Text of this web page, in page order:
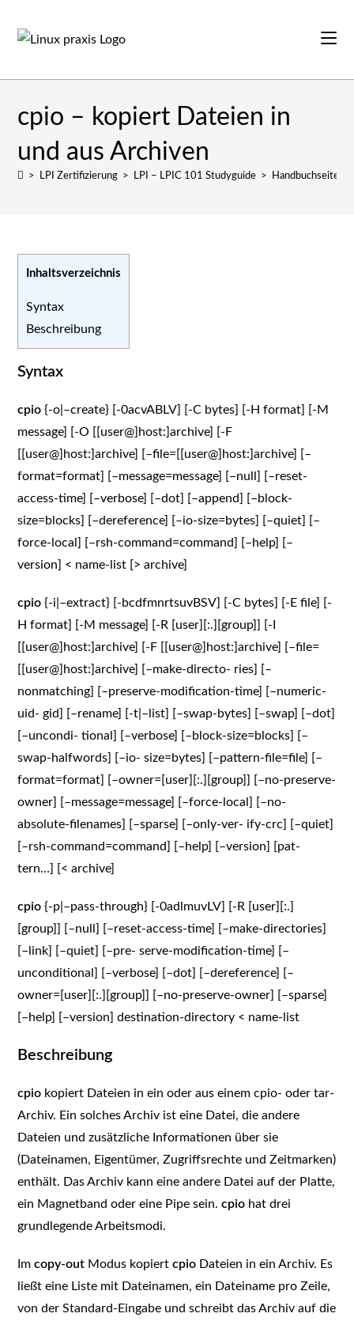
Inhalt
cpio – kopiert Dateien in
und aus Archiven
> LPI Zertifizierung > LPI – LPIC 101 Studyguide > Handbuchseiten
Inhaltsverzeichnis
Syntax
Beschreibung
Syntax
cpio {-o|–create} [-0acvABLV] [-C bytes] [-H format] [-M
message] [-O [[user@]host:]archive] [-F
[[user@]host:]archive] [–file=[[user@]host:]archive] [–
format=format] [–message=message] [–null] [–reset-
access-time] [–verbose] [–dot] [–append] [–block-
size=blocks] [–dereference] [–io-size=bytes] [–quiet] [–
force-local] [–rsh-command=command] [–help] [–
version] < name-list [> archive]
cpio {-i|–extract} [-bcdfmnrtsuvBSV] [-C bytes] [-E file] [-
H format] [-M message] [-R [user][:.][group]] [-I
[[user@]host:]archive] [-F [[user@]host:]archive] [–file=
[[user@]host:]archive] [–make-directo- ries] [–
nonmatching] [–preserve-modification-time] [–numeric-
uid- gid] [–rename] [-t|–list] [–swap-bytes] [–swap] [–dot]
[–uncondi- tional] [–verbose] [–block-size=blocks] [–
swap-halfwords] [–io- size=bytes] [–pattern-file=file] [–
format=format] [–owner=[user][:.][group]] [–no-preserve-
owner] [–message=message] [–force-local] [–no-
absolute-filenames] [–sparse] [–only-ver- ify-crc] [–quiet]
[–rsh-command=command] [–help] [–version] [pat-
tern…] [< archive]
cpio {-p|–pass-through} [-0adlmuvLV] [-R [user][:.]
[group]] [–null] [–reset-access-time] [–make-directories]
[–link] [–quiet] [–pre- serve-modification-time] [–
unconditional] [–verbose] [–dot] [–dereference] [–
owner=[user][:.][group]] [–no-preserve-owner] [–sparse]
[–help] [–version] destination-directory < name-list
Beschreibung
cpio kopiert Dateien in ein oder aus einem cpio- oder tar-
Archiv. Ein solches Archiv ist eine Datei, die andere
Dateien und zusätzliche Informationen über sie
(Dateinamen, Eigentümer, Zugriffsrechte und Zeitmarken)
enthält. Das Archiv kann eine andere Datei auf der Platte,
ein Magnetband oder eine Pipe sein.cpio hat drei
grundlegende Arbeitsmodi.
Imcopy-out Modus kopiertcpio Dateien in ein Archiv. Es
ließt eine Liste mit Dateinamen, ein Dateiname pro Zeile,
von der Standard-Eingabe und schreibt das Archiv auf die